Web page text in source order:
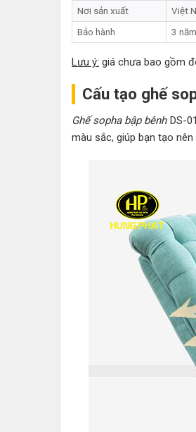
Nơi sản xuất
Việt
Bảo hành
3
Lưu ý: giá chưa bao gồm
Cấu tạo ghế
Ghế sopha bập bênhDS-
màu sắc, giúp bạn tạo